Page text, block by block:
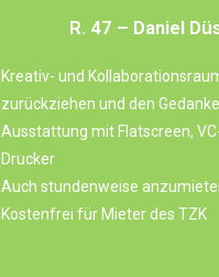
R. 47 – Daniel
Kreativ- und
zurückziehen und den
Ausstattung mit Flatscreen,
Drucker
Auch stundenweise
Kostenfrei für Mieter des TZK